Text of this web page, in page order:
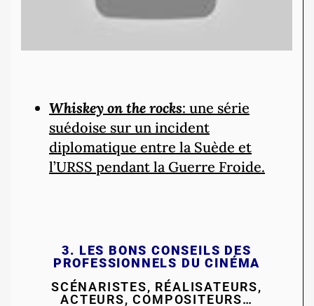
Whiskey on the rocks: une série
suédoise sur un incident
diplomatique entre la Suède et
l’URSS pendant la Guerre Froide.
3. LES BONS CONSEILS DES
PROFESSIONNELS DU CINÉMA
SCÉNARISTES, RÉALISATEURS,
ACTEURS, COMPOSITEURS…